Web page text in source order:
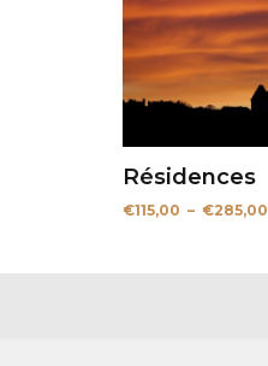
Résidences
€115,00 – €285,00